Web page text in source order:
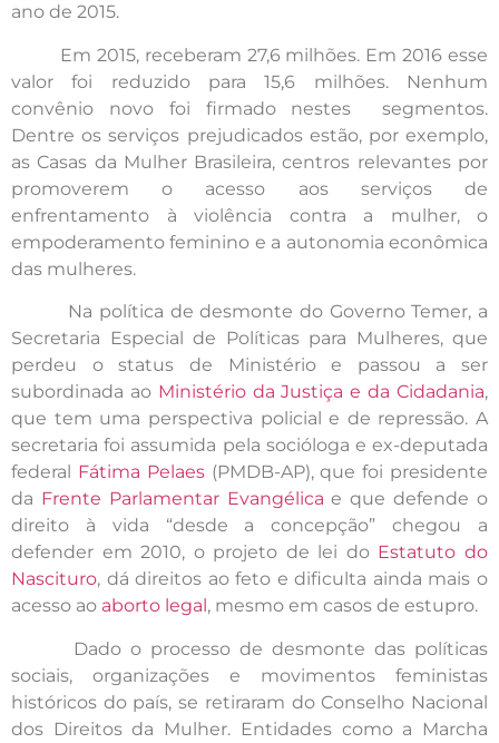
ano de 2015.
Em 2015, receberam 27,6 milhões. Em 2016 esse
valor foi reduzido para 15,6 milhões. Nenhum
convênio novo foi firmado nestes segmentos.
Dentre os serviços prejudicados estão, por exemplo,
as Casas da Mulher Brasileira, centros relevantes por
promoverem o acesso aos serviços de
enfrentamento à violência contra a mulher, o
empoderamento feminino e a autonomia econômica
das mulheres.
Na política de desmonte do Governo Temer, a
Secretaria Especial de Políticas para Mulheres, que
perdeu o status de Ministério e passou a ser
subordinada ao Ministério da Justiça e da Cidadania,
que tem uma perspectiva policial e de repressão. A
secretaria foi assumida pela socióloga e ex-deputada
federal Fátima Pelaes(PMDB-AP), que foi presidente
da Frente Parlamentar Evangélica e que defende o
direito à vida “desde a concepção” chegou a
defender em 2010, o projeto de lei do Estatuto do
Nascituro, dá direitos ao feto e dificulta ainda mais o
acesso ao aborto legal , mesmo em casos de estupro.
Dado o processo de desmonte das políticas
sociais, organizações e movimentos feministas
históricos do país, se retiraram do Conselho Nacional
dos Direitos da Mulher. Entidades como a Marcha